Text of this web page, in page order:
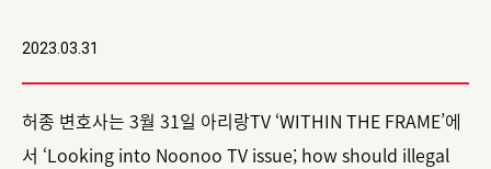
2023.03.31
허종 변호사는 3월 31일 아리랑TV ‘WITHIN THE FRAME’에
서 ‘Looking into Noonoo TV issue; how should illegal